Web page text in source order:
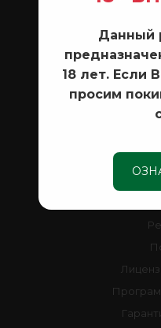
Данный
18 лет. Если
просим